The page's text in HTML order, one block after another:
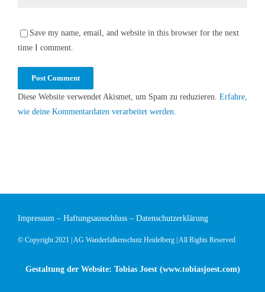
Save my name, email, and website in this browser for the next
time I comment.
Diese Website verwendet Akismet, um Spam zu reduzieren. Erfahre,
wie deine Kommentardaten verarbeitet werden.
Impressum – Haftungsausschluss – Datenschutzerklärung
© Copyright 2021 | AG Wanderfalkenschutz Heidelberg | All Rights Reserved
Gestaltung der Website: Tobias Joest (www.tobiasjoest.com)